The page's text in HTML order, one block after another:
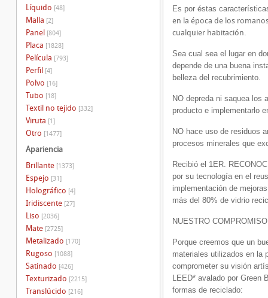
Es por éstas
en la época de los
cualquier habitación.
Sea cual sea el lugar en
depende de una buena
belleza del recubrimiento.
NO depreda ni saquea los
producto e implementarlo
NO hace uso de residuos
procesos minerales que
Recibió el 1ER.
por su tecnología en el
implementación de
más del 80% de vidrio
NUESTRO
Porque creemos que un
materiales utilizados en la
comprometer su visión
LEED* avalado por Green
formas de reciclado:
Líquido [48]
Malla [2]
Panel [804]
Placa [1828]
Película [793]
Perfil [4]
Polvo [16]
Tubo [18]
Textil no tejido [332]
Viruta [1]
Otro [1477]
Apariencia
Brillante [1373]
Espejo [31]
Holográfico [4]
Iridiscente [27]
Liso [2036]
Mate [2725]
Metalizado [170]
Rugoso [1088]
Satinado [426]
Texturizado [2215]
Translúcido [216]